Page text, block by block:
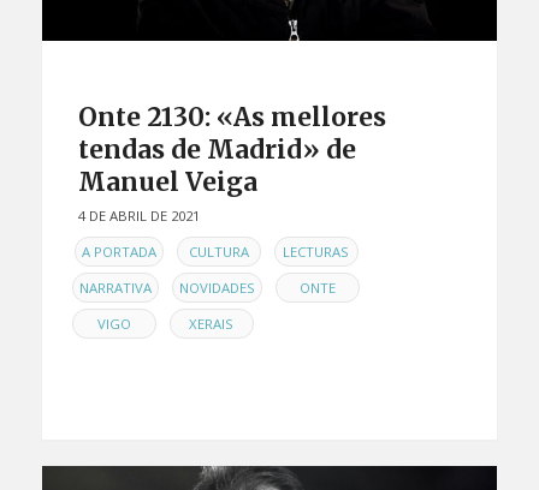
Onte 2130: «As mellores
tendas de Madrid» de
Manuel Veiga
4 DE ABRIL DE 2021
ENA PORTADA , CULTURA , LECTURAS ,
NARRATIVA , NOVIDADES , ONTE ,
VIGO , XERAIS